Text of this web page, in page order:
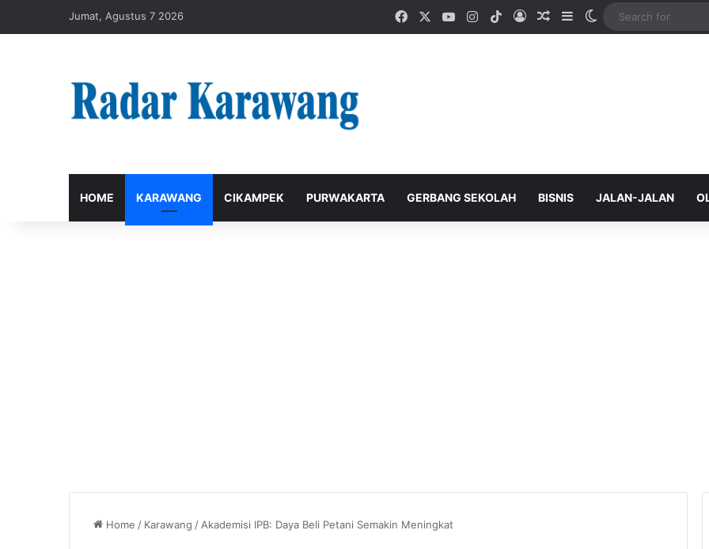
Jumat, Agustus 7 2026 FacebookYouTubeInstagram
TikTokLog InRandom Article
SidebarSwitch skin
HOME KARAWANG CIKAMPEK PURWAKARTA GERBANG SEKOLAH BISNIS JALAN-JALAN
Home / Karawang / Akademisi IPB: Daya Beli Petani Semakin Meningkat